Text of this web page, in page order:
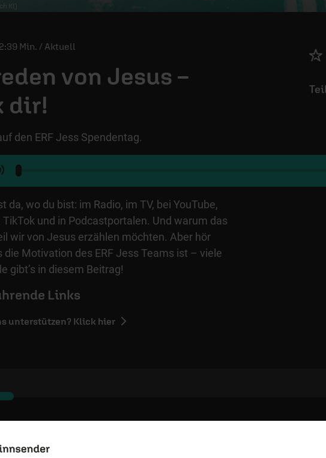
KI)
Min. / Aktuell
von Jesus –
dir!
den ERF Jess Spendentag.
da, wo du bist: im Radio, im TV, bei YouTube,
TikTok und in Podcastportalen. Und warum das
wir von Jesus erzählen möchten. Aber hör
die Motivation des ERF Jess Teams ist – viele
gibt’s in diesem Beitrag!
Links
unterstützen? Klick hier